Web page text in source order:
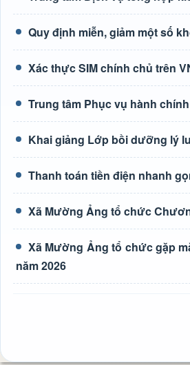
Quy định miễn, giảm một số
Xác thực SIM chính chủ trên
Trung tâm Phục vụ hành
Khai giảng Lớp bồi dưỡng lý
Thanh toán tiền điện nhanh
Xã Mường Ảng tổ chức
Xã Mường Ảng tổ chức gặp
năm 2026